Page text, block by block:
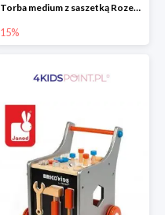
Torba medium z saszetką Rozenek Lady Peony Premium Zip La Millou
15%